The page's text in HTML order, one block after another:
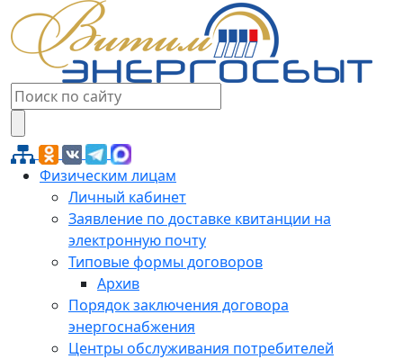
Физическим лицам
Личный кабинет
Заявление по доставке квитанции на
электронную почту
Типовые формы договоров
Архив
Порядок заключения договора
энергоснабжения
Центры обслуживания потребителей